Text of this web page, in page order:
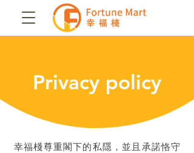
Privacy policy
幸福棧尊重閣下的私隱，並且 承諾恪守